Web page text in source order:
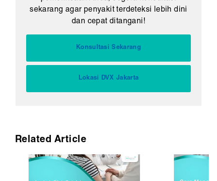
sekarang agar penyakit terdeteksi lebih dini
dan cepat ditangani!
Konsultasi Sekarang
Lokasi DVX Jakarta
Related Article